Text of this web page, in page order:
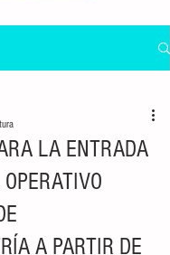
LA ENTRADA
A PARTIR DE